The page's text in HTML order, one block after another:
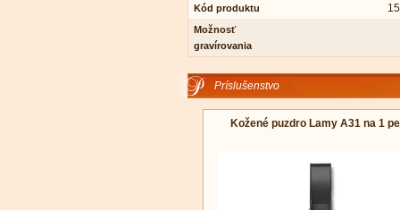
Kód produktu
Možnosť
gravírovania
Príslušenstvo
Kožené puzdro Lamy A31 na 1